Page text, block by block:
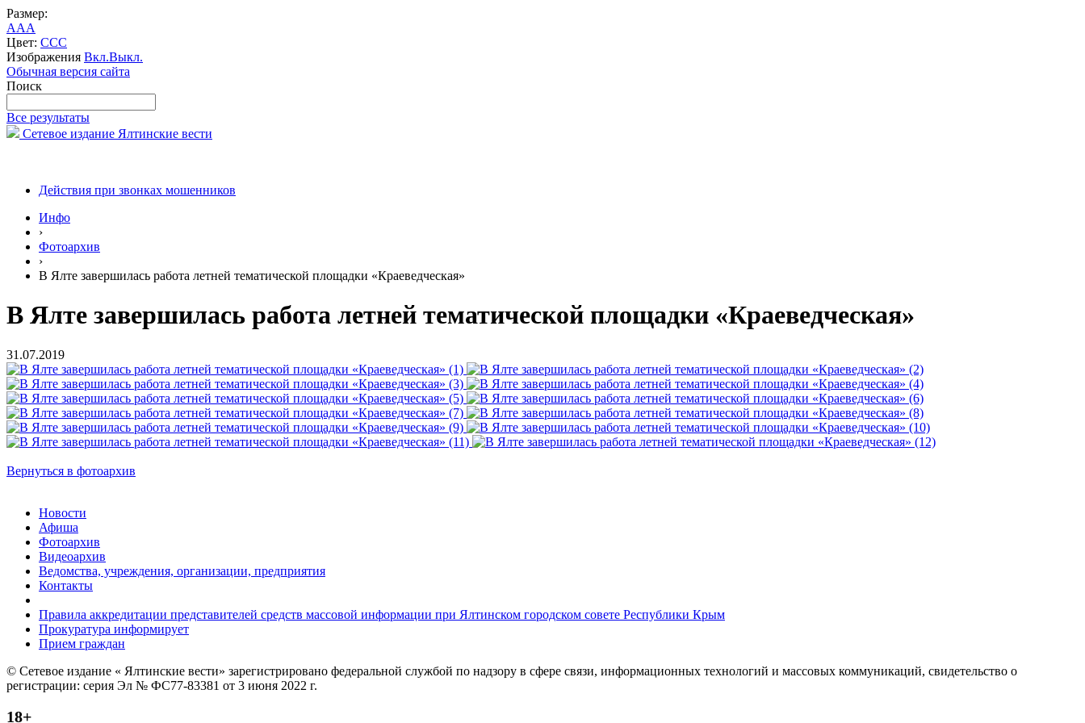
Размер:
AAA
Цвет: CCC
Изображения Вкл.Выкл.
Обычная версия сайта
Поиск
Все результаты
Сетевое издание Ялтинские вести
Действия при звонках мошенников
Инфо
›
Фотоархив
›
В Ялте завершилась работа летней тематической площадки «Краеведческая»
В Ялте завершилась работа летней тематической площадки «Краеведческая»
31.07.2019
Вернуться в фотоархив
Новости
Афиша
Фотоархив
Видеоархив
Ведомства, учреждения, организации, предприятия
Контакты
Правила аккредитации представителей средств массовой информации при Ялтинском городском совете Республики Крым
Прокуратура информирует
Прием граждан
© Сетевое издание « Ялтинские вести» зарегистрировано федеральной службой по надзору в сфере связи, информационных технологий и массовых коммуникаций, свидетельство о
регистрации: серия Эл № ФС77-83381 от 3 июня 2022 г.
18+